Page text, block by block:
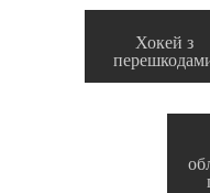
Хокей з